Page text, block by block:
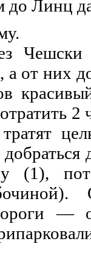
до Линц
Чешски
а от них
2
(1),
—